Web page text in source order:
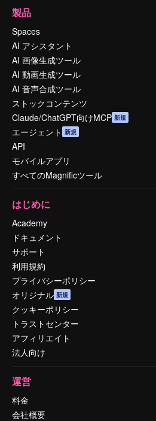
製品
Spaces
AI アシスタント
AI 画像生成ツール
AI 動画生成ツール
AI 音声合成ツール
ストックコンテンツ
Claude/ChatGPT向けMCP 新規
エージェント 新規
API
モバイルアプリ
すべてのMagnificツール
はじめに
Academy
ドキュメント
サポート
利用規約
プライバシーポリシー
オリジナル 新規
クッキーポリシー
トラストセンター
アフィリエイト
法人向け
運営
料金
会社概要